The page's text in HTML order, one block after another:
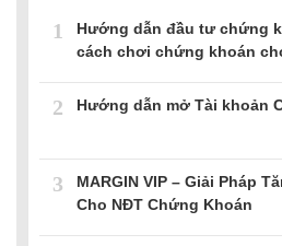
1
Hướng dẫn đầu tư chứng
cách chơi chứng khoán
2 Hướng dẫn mở Tài khoản
3
MARGIN VIP – Giải Pháp
Cho NĐT Chứng Khoán